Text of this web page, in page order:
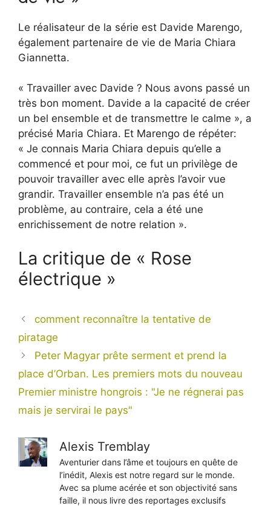
Le réalisateur de la série est Davide Marengo,
également partenaire de vie de Maria Chiara
Giannetta.
« Travailler avec Davide ? Nous avons passé un
très bon moment. Davide a la capacité de créer
un bel ensemble et de transmettre le calme », ​​a
précisé Maria Chiara. Et Marengo de répéter:
« Je connais Maria Chiara depuis qu’elle a
commencé et pour moi, ce fut un privilège de
pouvoir travailler avec elle après l’avoir vue
grandir. Travailler ensemble n’a pas été un
problème, au contraire, cela a été une
enrichissement de notre relation ».
La critique de « Rose
électrique »
comment reconnaître la tentative de
piratage
Peter Magyar prête serment et prend la
place d’Orban. Les premiers mots du nouveau
Premier ministre hongrois : "Je ne régnerai pas
mais je servirai le pays"
Alexis Tremblay
Aventurier dans l’âme et toujours en quête de
l’inédit, Alexis est notre regard sur le monde.
Avec sa plume acérée et son objectivité sans
faille, il nous livre des reportages exclusifs